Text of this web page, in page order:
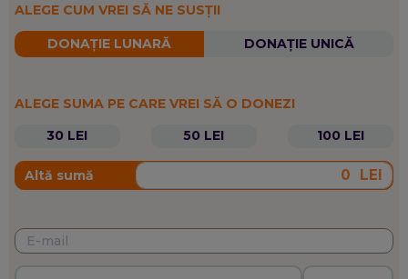
geopolitică, în istoria mare afectează viața cotidiană a
oamenilor și povestea fiecăruia dintre noi.
SCRIE DESPRE: Politică,Opinii și analize
ALEGE CUM VREI SĂ NE SUSȚII
DONAȚIE LUNARĂ DONAȚIE UNICĂ
ALEGE SUMA PE CARE VREI SĂ O DONEZI
30 LEI
50 LEI 100 LEI
Altă sumă LEI